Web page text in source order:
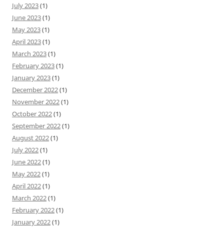
July 2023(1)
June 2023(1)
May 2023(1)
April 2023(1)
March 2023(1)
February 2023(1)
January 2023(1)
December 2022(1)
November 2022(1)
October 2022(1)
September 2022(1)
August 2022(1)
July 2022(1)
June 2022(1)
May 2022(1)
April 2022(1)
March 2022(1)
February 2022(1)
January 2022(1)